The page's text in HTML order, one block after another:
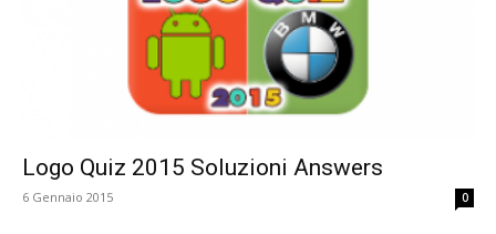
Logo Quiz 2015 Soluzioni Answers
6 Gennaio 2015 0